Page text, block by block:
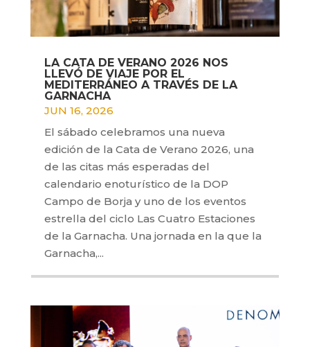
LA CATA DE VERANO 2026 NOS
LLEVÓ DE VIAJE POR EL
MEDITERRÁNEO A TRAVÉS DE LA
GARNACHA
JUN 16, 2026
El sábado celebramos una nueva
edición de la Cata de Verano 2026, una
de las citas más esperadas del
calendario enoturístico de la DOP
Campo de Borja y uno de los eventos
estrella del ciclo Las Cuatro Estaciones
de la Garnacha. Una jornada en la que la
Garnacha,...